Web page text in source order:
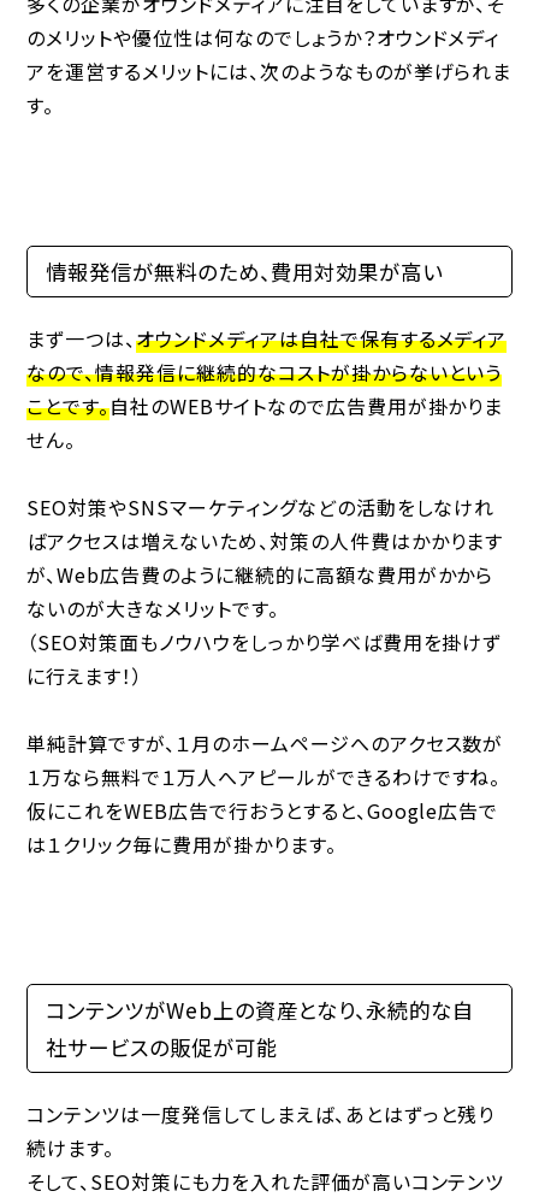
のメリットや優位性は何なのでしょうか？オウンドメディ
アを運営するメリットには、次のようなものが挙げられま
す。
情報発信が無料のため、費用対効果が高い
まず一つは、オウンドメディアは自社で保有するメディア
なので、情報発信に継続的なコストが掛からないという
ことです。自社のWEBサイトなので広告費用が掛かりま
せん。
SEO対策やSNSマーケティングなどの活動をしなけれ
ばアクセスは増えないため、対策の人件費はかかります
が、Web広告費のように継続的に高額な費用がかから
ないのが大きなメリットです。
（SEO対策面もノウハウをしっかり学べば費用を掛けず
に行えます！）
単純計算ですが、１月のホームページへのアクセス数が
１万なら無料で１万人へアピールができるわけですね。
仮にこれをWEB広告で行おうとすると、Google広告で
は１クリック毎に費用が掛かります。
コンテンツがWeb上の資産となり、永続的な自
社サービスの販促が可能
コンテンツは一度発信してしまえば、あとはずっと残り
続けます。
そして、SEO対策にも力を入れた評価が高いコンテンツ